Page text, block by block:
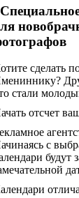
сделать
стали
отсчет
с